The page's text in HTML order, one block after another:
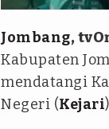
Jombang,
Kabupaten
mendatangi
Negeri (Kejari